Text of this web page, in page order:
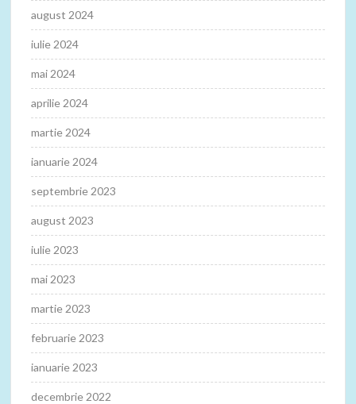
august 2024
iulie 2024
mai 2024
aprilie 2024
martie 2024
ianuarie 2024
septembrie 2023
august 2023
iulie 2023
mai 2023
martie 2023
februarie 2023
ianuarie 2023
decembrie 2022